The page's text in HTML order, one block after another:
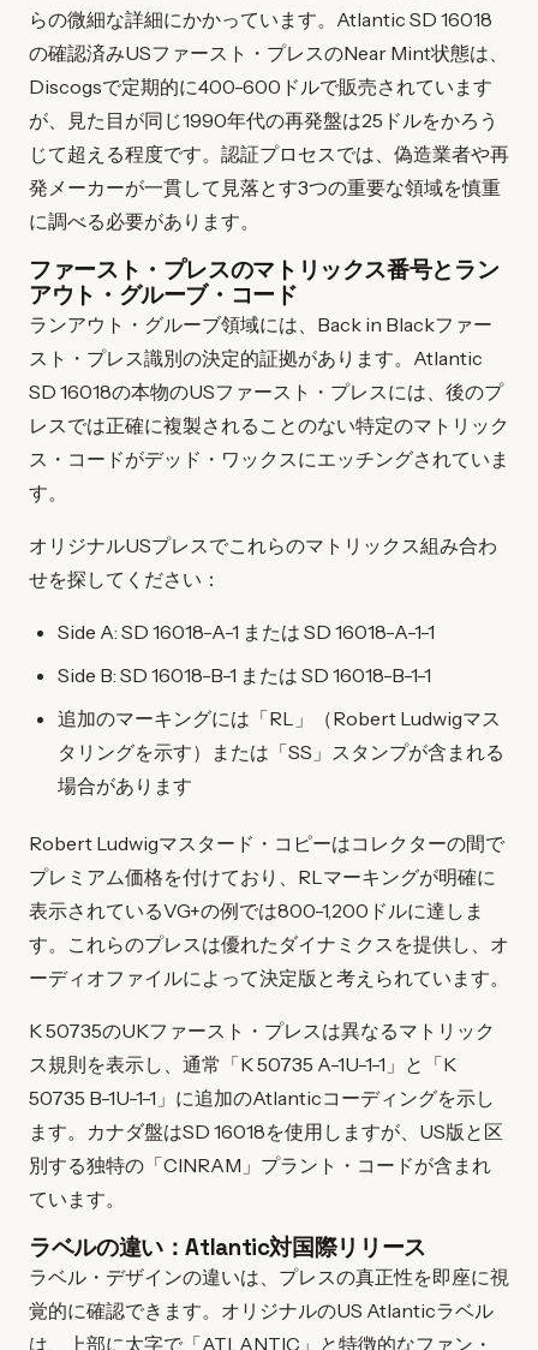
らの微細な詳細にかかっています。Atlantic SD 16018
の確認済みUSファースト・プレスのNear Mint状態は、
Discogsで定期的に400-600ドルで販売されています
が、見た目が同じ1990年代の再発盤は25ドルをかろう
じて超える程度です。認証プロセスでは、偽造業者や再
発メーカーが一貫して見落とす3つの重要な領域を慎重
に調べる必要があります。
ファースト・プレスのマトリックス番号とラン
アウト・グルーブ・コード
ランアウト・グルーブ領域には、Back in Blackファー
スト・プレス識別の決定的証拠があります。Atlantic
SD 16018の本物のUSファースト・プレスには、後のプ
レスでは正確に複製されることのない特定のマトリック
ス・コードがデッド・ワックスにエッチングされていま
す。
オリジナルUSプレスでこれらのマトリックス組み合わ
せを探してください：
Side A: SD 16018-A-1 または SD 16018-A-1-1
Side B: SD 16018-B-1 または SD 16018-B-1-1
追加のマーキングには「RL」（Robert Ludwigマス
タリングを示す）または「SS」スタンプが含まれる
場合があります
Robert Ludwigマスタード・コピーはコレクターの間で
プレミアム価格を付けており、RLマーキングが明確に
表示されているVG+の例では800-1,200ドルに達しま
す。これらのプレスは優れたダイナミクスを提供し、オ
ーディオファイルによって決定版と考えられています。
K 50735のUKファースト・プレスは異なるマトリック
ス規則を表示し、通常「K 50735 A-1U-1-1」と「K
50735 B-1U-1-1」に追加のAtlanticコーディングを示し
ます。カナダ盤はSD 16018を使用しますが、US版と区
別する独特の「CINRAM」プラント・コードが含まれ
ています。
ラベルの違い：Atlantic対国際リリース
ラベル・デザインの違いは、プレスの真正性を即座に視
覚的に確認できます。オリジナルのUS Atlanticラベル
は、上部に太字で「ATLANTIC」と特徴的なファン・